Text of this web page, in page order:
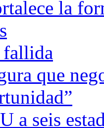
la
fallida
que
a seis